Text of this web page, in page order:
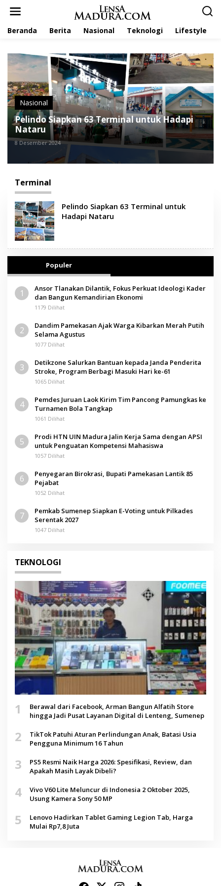
Beranda Berita Nasional Teknologi Lifestyle
Nasional
Pelindo Siapkan 63 Terminal untuk Hadapi
Nataru
8 Desember 2024
Terminal
Pelindo Siapkan 63 Terminal untuk
Hadapi Nataru
Populer
1
Ansor Tlanakan Dilantik, Fokus Perkuat Ideologi Kader
dan Bangun Kemandirian Ekonomi
1179 Dilihat
2
Dandim Pamekasan Ajak Warga Kibarkan Merah Putih
Selama Agustus
1077 Dilihat
3
Detikzone Salurkan Bantuan kepada Janda Penderita
Stroke, Program Berbagi Masuki Hari ke-61
1065 Dilihat
4
Pemdes Juruan Laok Kirim Tim Pancong Pamungkas ke
Turnamen Bola Tangkap
1061 Dilihat
5
Prodi HTN UIN Madura Jalin Kerja Sama dengan APSI
untuk Penguatan Kompetensi Mahasiswa
1057 Dilihat
6
Penyegaran Birokrasi, Bupati Pamekasan Lantik 85
Pejabat
1052 Dilihat
7
Pemkab Sumenep Siapkan E-Voting untuk Pilkades
Serentak 2027
1047 Dilihat
TEKNOLOGI
1
Berawal dari Facebook, Arman Bangun Alfatih Store
hingga Jadi Pusat Layanan Digital di Lenteng, Sumenep
2
TikTok Patuhi Aturan Perlindungan Anak, Batasi Usia
Pengguna Minimum 16 Tahun
3
PS5 Resmi Naik Harga 2026: Spesifikasi, Review, dan
Apakah Masih Layak Dibeli?
4
Vivo V60 Lite Meluncur di Indonesia 2 Oktober 2025,
Usung Kamera Sony 50 MP
5
Lenovo Hadirkan Tablet Gaming Legion Tab, Harga
Mulai Rp7,8 Juta